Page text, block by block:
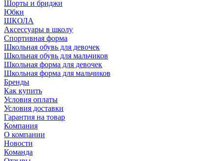
Шорты и бриджи
Юбки
ШКОЛА
Аксессуары в школу
Спортивная форма
Школьная обувь для девочек
Школьная обувь для мальчиков
Школьная форма для девочек
Школьная форма для мальчиков
Бренды
Как купить
Условия оплаты
Условия доставки
Гарантия на товар
Компания
О компании
Новости
Команда